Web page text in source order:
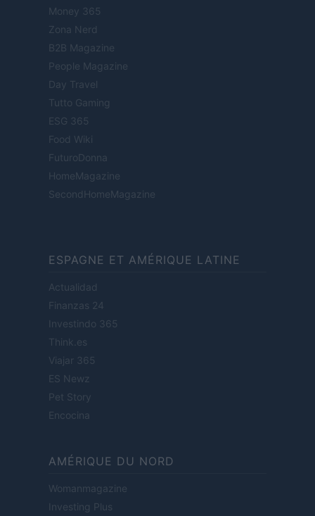
Money 365
Zona Nerd
B2B Magazine
People Magazine
Day Travel
Tutto Gaming
ESG 365
Food Wiki
FuturoDonna
HomeMagazine
SecondHomeMagazine
ESPAGNE ET AMÉRIQUE LATINE
Actualidad
Finanzas 24
Investindo 365
Think.es
Viajar 365
ES Newz
Pet Story
Encocina
AMÉRIQUE DU NORD
Womanmagazine
Investing Plus